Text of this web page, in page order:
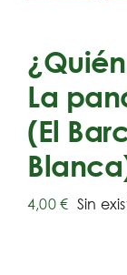
La
(El
4,00€ Sin